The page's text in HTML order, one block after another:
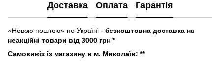
Доставка Оплата Гарантія
«Новою поштою» по Україні - безкоштовна доставка на
неакційні товари від 3000 грн *
Самовивіз із магазину в м. Миколаїв: **